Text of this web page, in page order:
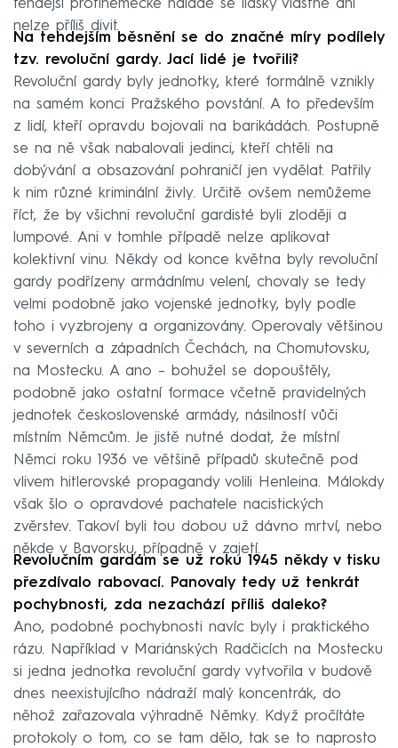
tehdejší protiněmecké náladě se lidsky vlastně ani
nelze příliš divit.
Na tehdejším běsnění se do značné míry podílely
tzv. revoluční gardy. Jací lidé je tvořili?
Revoluční gardy byly jednotky, které formálně vznikly
na samém konci Pražského povstání. A to především
z lidí, kteří opravdu bojovali na barikádách. Postupně
se na ně však nabalovali jedinci, kteří chtěli na
dobývání a obsazování pohraničí jen vydělat. Patřily
k nim různé kriminální živly. Určitě ovšem nemůžeme
říct, že by všichni revoluční gardisté byli zloději a
lumpové. Ani v tomhle případě nelze aplikovat
kolektivní vinu. Někdy od konce května byly revoluční
gardy podřízeny armádnímu velení, chovaly se tedy
velmi podobně jako vojenské jednotky, byly podle
toho i vyzbrojeny a organizovány. Operovaly většinou
v severních a západních Čechách, na Chomutovsku,
na Mostecku. A ano – bohužel se dopouštěly,
podobně jako ostatní formace včetně pravidelných
jednotek československé armády, násilností vůči
místním Němcům. Je jistě nutné dodat, že místní
Němci roku 1936 ve většině případů skutečně pod
vlivem hitlerovské propagandy volili Henleina. Málokdy
však šlo o opravdové pachatele nacistických
zvěrstev. Takoví byli tou dobou už dávno mrtví, nebo
někde v Bavorsku, případně v zajetí.
Revolučním gardám se už roku 1945 někdy v tisku
přezdívalo rabovací. Panovaly tedy už tenkrát
pochybnosti, zda nezachází příliš daleko?
Ano, podobné pochybnosti navíc byly i praktického
rázu. Například v Mariánských Radčicích na Mostecku
si jedna jednotka revoluční gardy vytvořila v budově
dnes neexistujícího nádraží malý koncentrák, do
něhož zařazovala výhradně Němky. Když pročítáte
protokoly o tom, co se tam dělo, tak se to naprosto